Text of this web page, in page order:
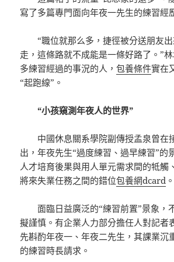
寫了多篇專門面向年夜一先生的練習經
“職位就那么多，捷徑被分送朋友
走，這條路就不成能是一條好路了。”
多練習經過的事況的人，包養條件實在
“起跑線”。
“小孩窺測年夜人的世界”
中國休息關系學院副傳授孟泉曾在
出，年夜先生“過度練習、過早練習”的
人才培育後果與用人單元需求間的牴觸
將來失業任務之間的錯位包養網dcard 。
面臨日益廣泛的“練習前置”景象，
擬謹慎。有企業人力部分擔任人對記者
先斟酌年夜一、年夜二先生，其課業沉
的練習時長請求。